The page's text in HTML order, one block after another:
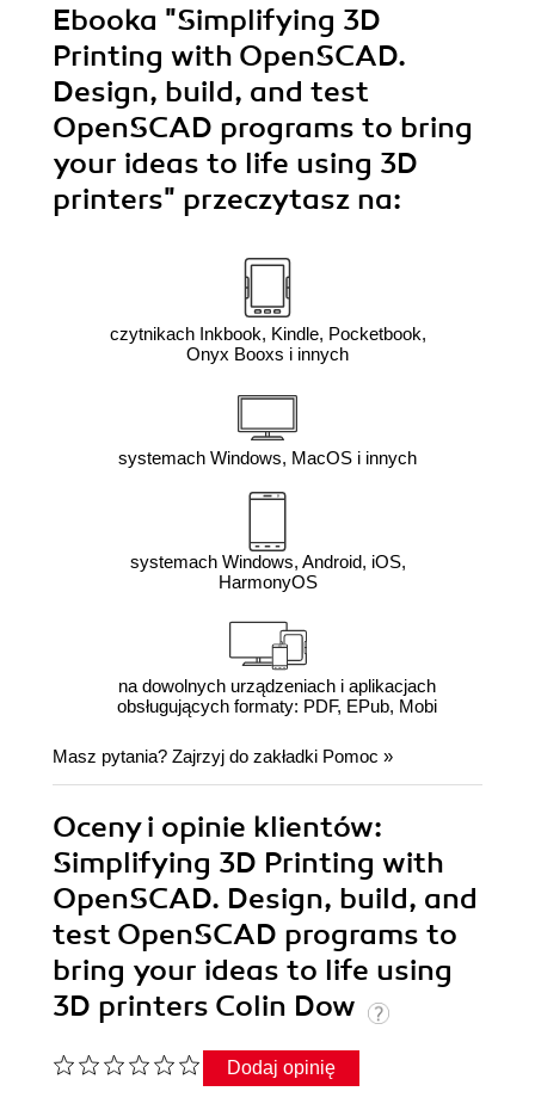
Ebooka "Simplifying 3D
Printing with OpenSCAD.
Design, build, and test
OpenSCAD programs to bring
your ideas to life using 3D
printers" przeczytasz na:
czytnikach Inkbook, Kindle, Pocketbook,
Onyx Booxs i innych
systemach Windows, MacOS i innych
systemach Windows, Android, iOS,
HarmonyOS
na dowolnych urządzeniach i aplikacjach
obsługujących formaty: PDF, EPub, Mobi
Masz pytania? Zajrzyj do zakładki Pomoc »
Oceny i opinie klientów:
Simplifying 3D Printing with
OpenSCAD. Design, build, and
test OpenSCAD programs to
bring your ideas to life using
3D printers Colin Dow
Dodaj opinię